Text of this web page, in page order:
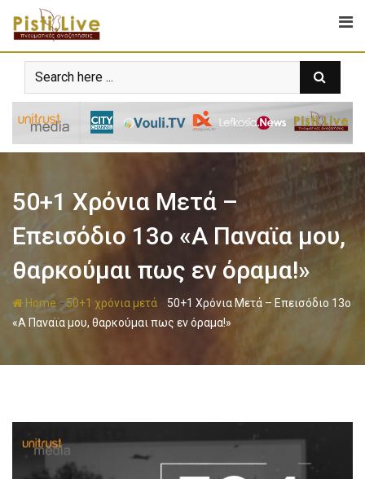
50+1 Χρόνια Μετά –
Επεισόδιο 13ο «Α Παναϊα μου,
θαρκούμαι πως εν όραμα!»
Home -50+1 χρόνια μετά - 50+1 Χρόνια Μετά – Επεισόδιο 13ο
«Α Παναϊα μου, θαρκούμαι πως εν όραμα!»